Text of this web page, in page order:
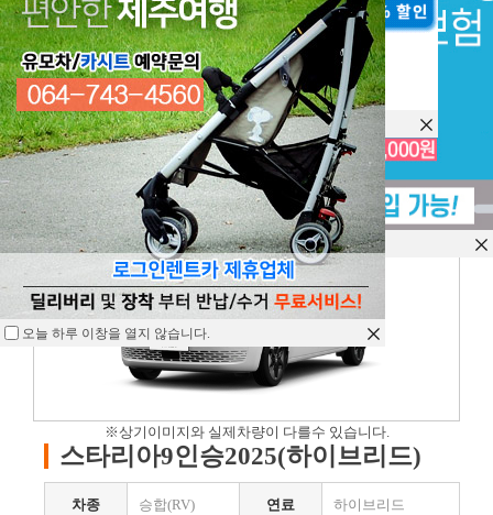
렌트카예약
RESERVATION
렌트카 예약하기
※상기이미지와 실제차량이 다를수 있습니다.
스타리아9인승2025(하이브리드)
차종 승합(RV) 연료 하이브리드
오늘 하루 이창을 열지 않습니다.
오늘 하루 이창을 열지 않습니다.
오늘 하루 이창을 열지 않습니다.
오늘 하루 이창을 열지 않습니다.